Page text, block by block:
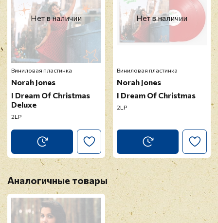
Нет в наличии
Виниловая пластинка
Norah Jones
I Dream Of Christmas
Deluxe
2LP
Нет в наличии
Виниловая пластинка
Norah Jones
I Dream Of Christmas
2LP
Аналогичные товары